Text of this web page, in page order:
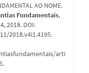
AO NOME.
Fundamentais,
2018. DOI:
2018.v4i1.4195.
arti